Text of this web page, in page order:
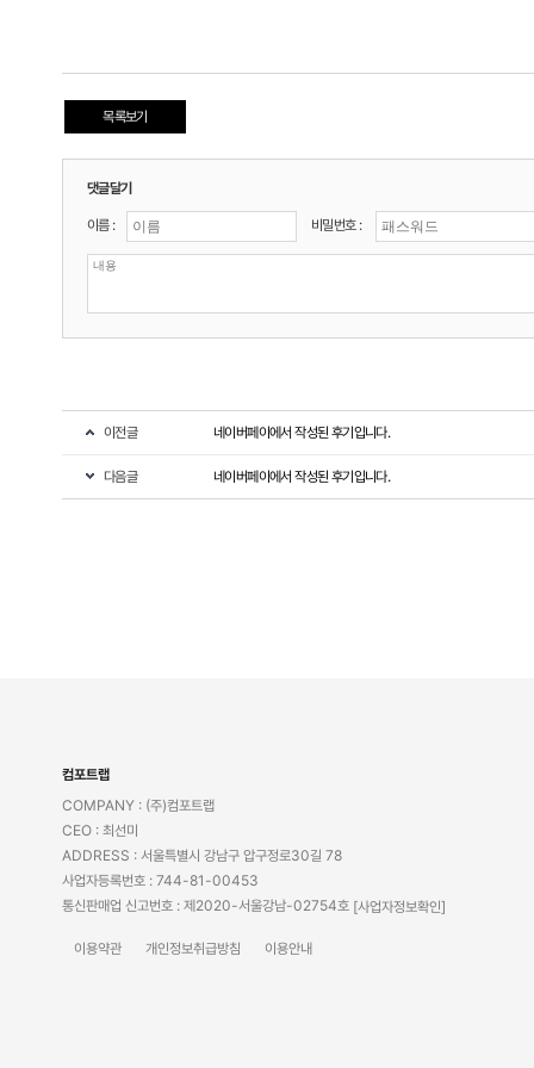
목록보기
댓글달기
이름 : 비밀번호 :
이전글 네이버페이에서 작성된 후기입니다.
다음글 네이버페이에서 작성된 후기입니다.
컴포트랩
COMPANY : (주)컴포트랩
CEO : 최선미
ADDRESS : 서울특별시 강남구 압구정로30길 78
사업자등록번호 : 744-81-00453
통신판매업 신고번호 : 제2020-서울강남-02754호 [사업자정보확인]
이용약관 개인정보취급방침 이용안내